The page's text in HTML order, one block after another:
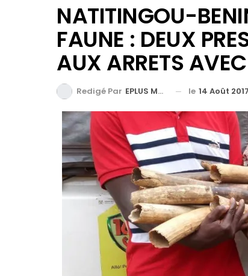
NATITINGOU-
FAUNE : DEUX
AUX ARRETS
Redigé Par EPLUS MEDIA TV le 14 Août 2017